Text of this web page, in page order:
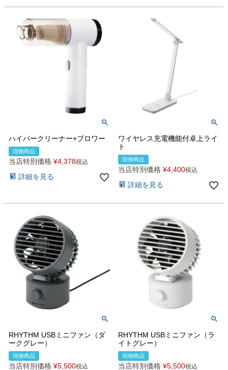
ハイパークリーナー+ブロワー
現物商品
当店特別価格 ¥4,378税込
詳細を見る
ワイヤレス充電機能付卓上ライ
ト
現物商品
当店特別価格 ¥4,400税込
詳細を見る
RHYTHM USBミニファン（ダ
ークグレー）
現物商品
当店特別価格 ¥5,500税込
RHYTHM USBミニファン（ラ
イトグレー）
現物商品
当店特別価格 ¥5,500税込